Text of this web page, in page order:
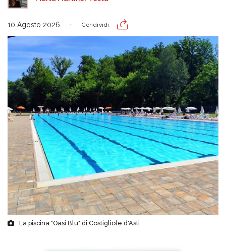
10 Agosto 2026 Condividi
La piscina "Oasi Blu" di Costigliole d'Asti